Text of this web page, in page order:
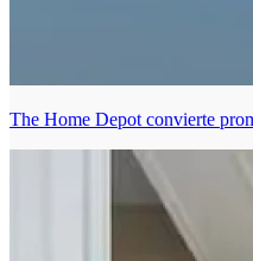
The Home Depot convierte